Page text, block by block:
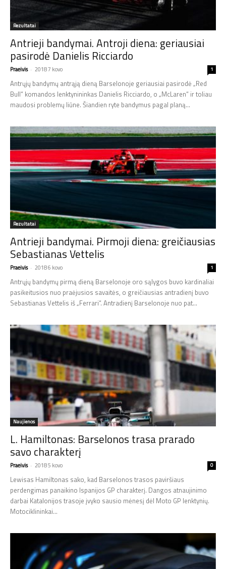
Rezultatai
Antrieji bandymai. Antroji diena: geriausiai
pasirodė Danielis Ricciardo
Praeivis - 2018 7 kovo 1
Antrųjų bandymų antrąją dieną Barselonoje geriausiai pasirodė „Red
Bull“ komandos lenktynininkas Danielis Ricciardo, o „McLaren“ ir toliau
maudosi problemų liūne. Šiandien ryte bandymus pagal planą...
Rezultatai
Antrieji bandymai. Pirmoji diena: greičiausias
Sebastianas Vettelis
Praeivis - 2018 6 kovo 1
Antrųjų bandymų pirmą dieną Barselonoje oro sąlygos buvo kardinaliai
pasikeitusios nuo praėjusios savaitės, o greičiausias antradienį buvo
Sebastianas Vettelis iš „Ferrari“. Antradienį Barselonoje nuo pat...
Naujienos
L. Hamiltonas: Barselonos trasa prarado
savo charakterį
Praeivis - 2018 5 kovo 0
Lewisas Hamiltonas sako, kad Barselonos trasos paviršiaus
perdengimas panaikino Ispanijos GP charakterį. Dangos atnaujinimo
darbai Katalonijos trasoje įvyko sausio mėnesį dėl Moto GP lenktynių.
Motociklininkai...